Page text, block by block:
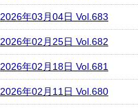
2026年03月04日 Vol.683
2026年02月25日 Vol.682
2026年02月18日 Vol.681
2026年02月11日 Vol.680